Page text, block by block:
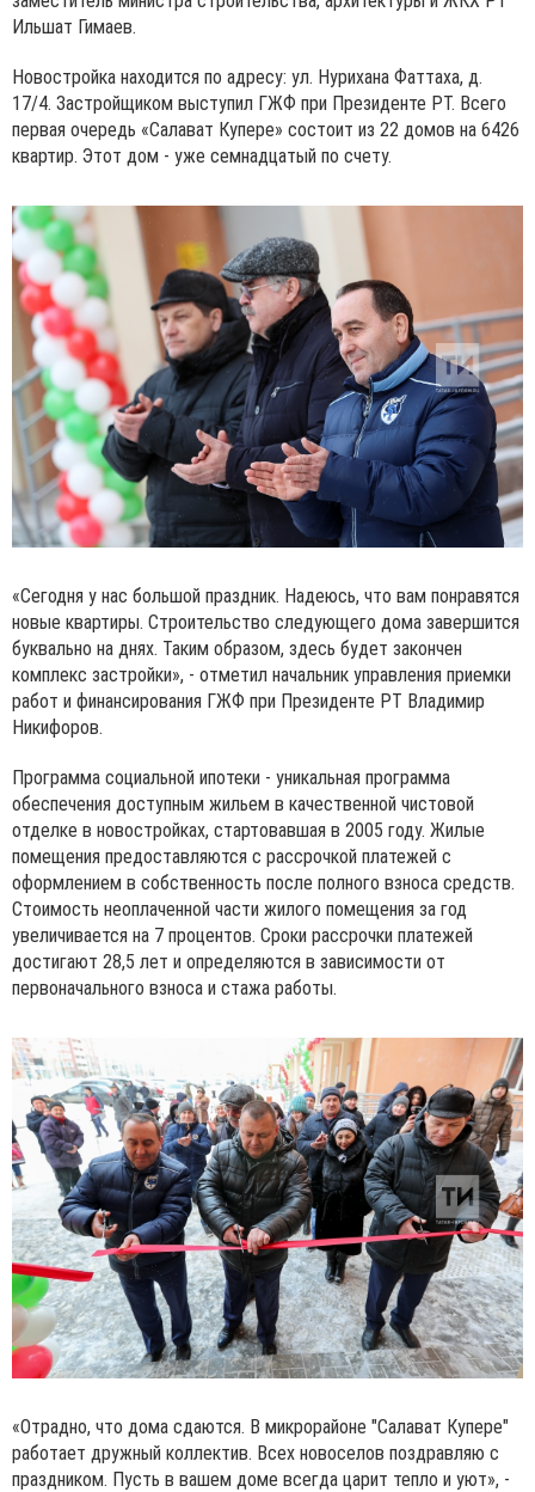
Ильшат Гимаев.
Новостройка находится по адресу: ул. Нурихана Фаттаха, д.
17/4. Застройщиком выступил ГЖФ при Президенте РТ. Всего
первая очередь «Салават Купере» состоит из 22 домов на 6426
квартир. Этот дом - уже семнадцатый по счету.
«Сегодня у нас большой праздник. Надеюсь, что вам понравятся
новые квартиры. Строительство следующего дома завершится
буквально на днях. Таким образом, здесь будет закончен
комплекс застройки», - отметил начальник управления приемки
работ и финансирования ГЖФ при Президенте РТ Владимир
Никифоров.
Программа социальной ипотеки - уникальная программа
обеспечения доступным жильем в качественной чистовой
отделке в новостройках, стартовавшая в 2005 году. Жилые
помещения предоставляются с рассрочкой платежей с
оформлением в собственность после полного взноса средств.
Стоимость неоплаченной части жилого помещения за год
увеличивается на 7 процентов. Сроки рассрочки платежей
достигают 28,5 лет и определяются в зависимости от
первоначального взноса и стажа работы.
«Отрадно, что дома сдаются. В микрорайоне "Салават Купере"
работает дружный коллектив. Всех новоселов поздравляю с
праздником. Пусть в вашем доме всегда царит тепло и уют», -